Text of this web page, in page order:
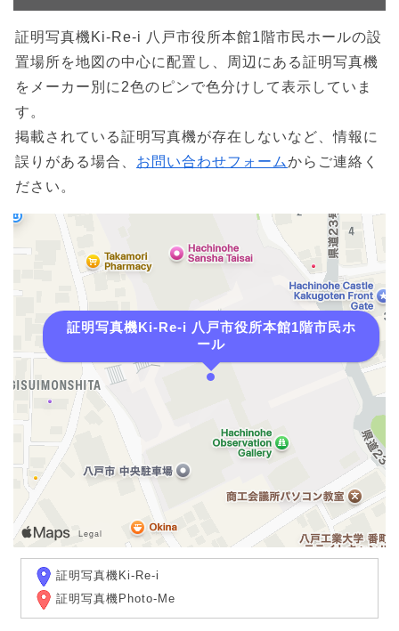
証明写真機Ki-Re-i 八戸市役所本館1階市民ホールの設
置場所を地図の中心に配置し、周辺にある証明写真機
をメーカー別に2色のピンで色分けして表示していま
す。
掲載されている証明写真機が存在しないなど、情報に
誤りがある場合、 お問い合わせフォームからご連絡く
ださい。
証明写真機Ki-Re-i 八戸市役所本館1階市民ホ
ール
証明写真機Ki-Re-i
証明写真機Photo-Me